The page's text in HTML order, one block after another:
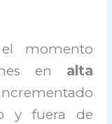
momento
en alta
y fuera de